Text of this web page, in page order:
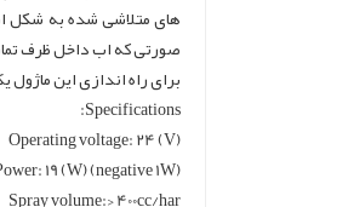
های متلاشی شده به شکل
صورتی که اب داخل ظرف
برای راه اندازی این ماژول یک عدد آداپتور 24 ولت
Specifications:
Operating voltage: 24 (V)
19 (W) (negative 1W)